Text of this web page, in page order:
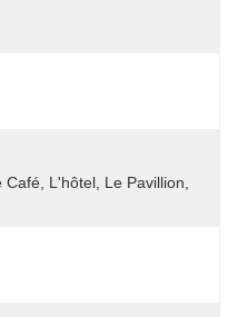
L'hôtel, Le Pavillion,